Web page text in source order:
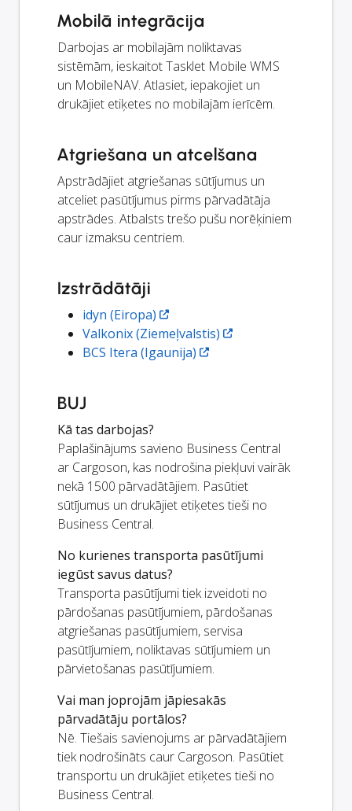
Mobilā integrācija
Darbojas ar mobilajām noliktavas
sistēmām, ieskaitot Tasklet Mobile WMS
un MobileNAV. Atlasiet, iepakojiet un
drukājiet etiķetes no mobilajām ierīcēm.
Atgriešana un atcelšana
Apstrādājiet atgriešanas sūtījumus un
atceliet pasūtījumus pirms pārvadātāja
apstrādes. Atbalsts trešo pušu norēķiniem
caur izmaksu centriem.
Izstrādātāji
idyn (Eiropa)
Valkonix (Ziemeļvalstis)
BCS Itera (Igaunija)
BUJ
Kā tas darbojas?
Paplašinājums savieno Business Central
ar Cargoson, kas nodrošina piekļuvi vairāk
nekā 1500 pārvadātājiem. Pasūtiet
sūtījumus un drukājiet etiķetes tieši no
Business Central.
No kurienes transporta pasūtījumi
iegūst savus datus?
Transporta pasūtījumi tiek izveidoti no
pārdošanas pasūtījumiem, pārdošanas
atgriešanas pasūtījumiem, servisa
pasūtījumiem, noliktavas sūtījumiem un
pārvietošanas pasūtījumiem.
Vai man joprojām jāpiesakās
pārvadātāju portālos?
Nē. Tiešais savienojums ar pārvadātājiem
tiek nodrošināts caur Cargoson. Pasūtiet
transportu un drukājiet etiķetes tieši no
Business Central.